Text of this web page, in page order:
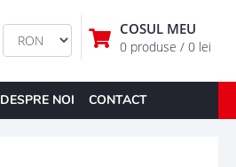
COSUL MEU
0 produse / 0 lei
DESPRE NOI CONTACT